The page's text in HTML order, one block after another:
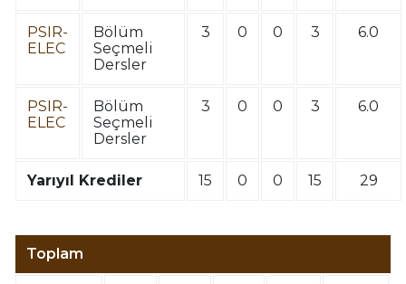
PSIR-
ELEC
Bölüm
Seçmeli
Dersler
3 0 0 3 6.0
PSIR-
ELEC
Bölüm
Seçmeli
Dersler
3 0 0 3 6.0
Yarıyıl Krediler 15 0 0 15 29
Toplam